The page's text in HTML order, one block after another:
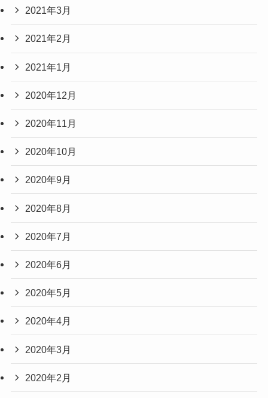
2021年3月
2021年2月
2021年1月
2020年12月
2020年11月
2020年10月
2020年9月
2020年8月
2020年7月
2020年6月
2020年5月
2020年4月
2020年3月
2020年2月